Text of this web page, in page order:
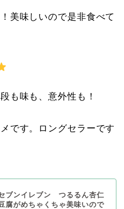
美味しいので是非食べて
も味も、意外性も！
です。ロングセラーです
ブンイレブン つるるん杏仁
腐がめちゃくちゃ美味いので